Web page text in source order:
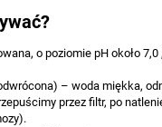
o poziomie pH około
– woda miękka,
przez filtr, po